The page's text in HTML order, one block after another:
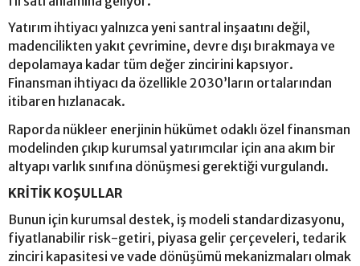
Yatırım ihtiyacı yalnızca yeni santral inşaatını değil,
madencilikten yakıt çevrimine, devre dışı bırakmaya ve
depolamaya kadar tüm değer zincirini kapsıyor.
Finansman ihtiyacı da özellikle 2030’ların ortalarından
itibaren hızlanacak.
Raporda nükleer enerjinin hükümet odaklı özel finansman
modelinden çıkıp kurumsal yatırımcılar için ana akım bir
altyapı varlık sınıfına dönüşmesi gerektiği vurgulandı.
KRİTİK KOŞULLAR
Bunun için kurumsal destek, iş modeli standardizasyonu,
fiyatlanabilir risk-getiri, piyasa gelir çerçeveleri, tedarik
zinciri kapasitesi ve vade dönüşümü mekanizmaları olmak